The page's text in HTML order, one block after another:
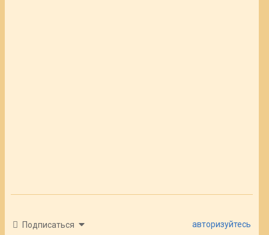
Подписаться авторизуйтесь